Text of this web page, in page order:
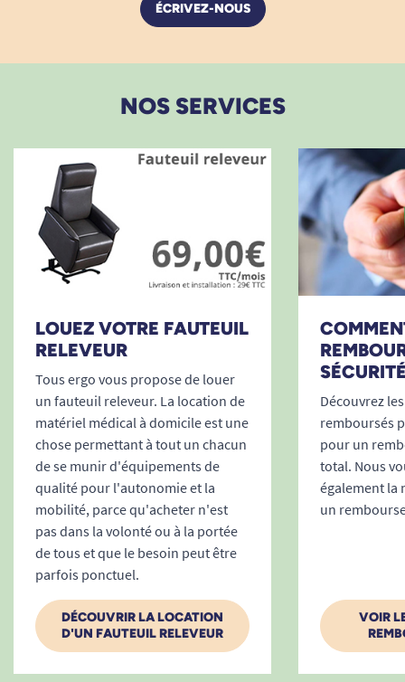
ÉCRIVEZ-NOUS
NOS SERVICES
LOUEZ VOTRE FAUTEUIL
RELEVEUR
Tous ergo vous propose de louer
un fauteuil releveur. La location de
matériel médical à domicile est une
chose permettant à tout un chacun
de se munir d'équipements de
qualité pour l'autonomie et la
mobilité, parce qu'acheter n'est
pas dans la volonté ou à la portée
de tous et que le besoin peut être
parfois ponctuel.
DÉCOUVRIR LA LOCATION
D'UN FAUTEUIL RELEVEUR
Découvrez
remboursés
pour un
total. Nous
également la
un
VOIR